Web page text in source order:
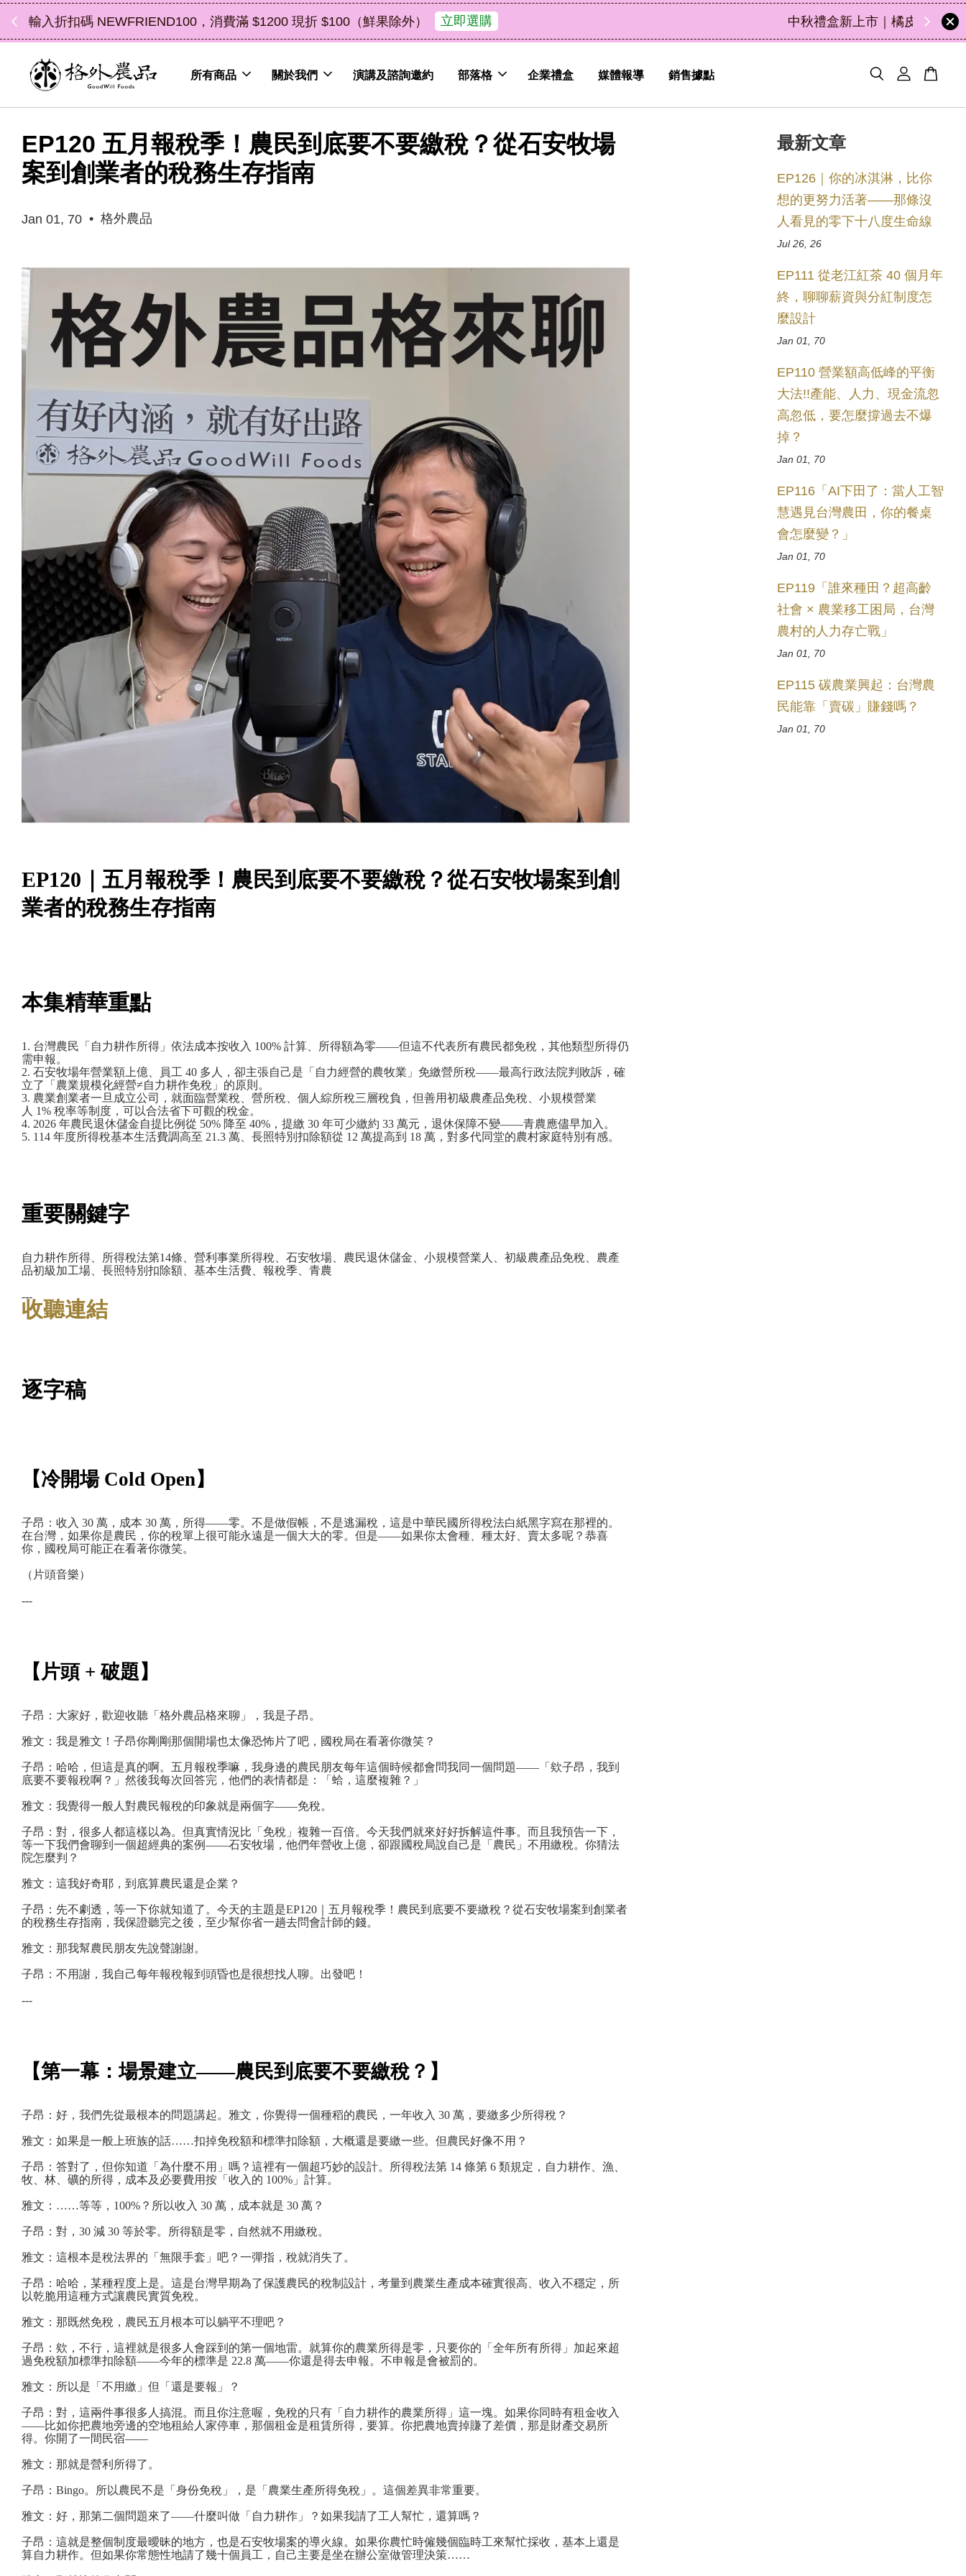
中秋禮盒新上市｜橘皮植萃永續好禮，解油去味・送禮自用兩相宜
所有商品 關於我們 演講及諮詢邀約 部落格 企業禮盒 媒體報導 銷售據點
EP120 五月報稅季！農民到底要不要繳稅？從石安牧場
案到創業者的稅務生存指南
Jan 01, 70 • 格外農品
EP120｜五月報稅季！農民到底要不要繳稅？從石安牧場案到創
業者的稅務生存指南
本集精華重點
1. 台灣農民「自力耕作所得」依法成本按收入 100% 計算、所得額為零——但這不代表所有農民都免稅，其他類型所得仍
需申報。
2. 石安牧場年營業額上億、員工 40 多人，卻主張自己是「自力經營的農牧業」免繳營所稅——最高行政法院判敗訴，確
立了「農業規模化經營≠自力耕作免稅」的原則。
3. 農業創業者一旦成立公司，就面臨營業稅、營所稅、個人綜所稅三層稅負，但善用初級農產品免稅、小規模營業
人 1% 稅率等制度，可以合法省下可觀的稅金。
4. 2026 年農民退休儲金自提比例從 50% 降至 40%，提繳 30 年可少繳約 33 萬元，退休保障不變——青農應儘早加入。
5. 114 年度所得稅基本生活費調高至 21.3 萬、長照特別扣除額從 12 萬提高到 18 萬，對多代同堂的農村家庭特別有感。
重要關鍵字
自力耕作所得、所得稅法第14條、營利事業所得稅、石安牧場、農民退休儲金、小規模營業人、初級農產品免稅、農產
品初級加工場、長照特別扣除額、基本生活費、報稅季、青農
---
收聽連結
逐字稿
【冷開場 Cold Open】
子昂：收入 30 萬，成本 30 萬，所得——零。不是做假帳，不是逃漏稅，這是中華民國所得稅法白紙黑字寫在那裡的。
在台灣，如果你是農民，你的稅單上很可能永遠是一個大大的零。但是——如果你太會種、種太好、賣太多呢？恭喜
你，國稅局可能正在看著你微笑。
（片頭音樂）
---
【片頭 + 破題】
子昂：大家好，歡迎收聽「格外農品格來聊」，我是子昂。
雅文：我是雅文！子昂你剛剛那個開場也太像恐怖片了吧，國稅局在看著你微笑？
子昂：哈哈，但這是真的啊。五月報稅季嘛，我身邊的農民朋友每年這個時候都會問我同一個問題——「欸子昂，我到
底要不要報稅啊？」然後我每次回答完，他們的表情都是：「蛤，這麼複雜？」
雅文：我覺得一般人對農民報稅的印象就是兩個字——免稅。
子昂：對，很多人都這樣以為。但真實情況比「免稅」複雜一百倍。今天我們就來好好拆解這件事。而且我預告一下，
等一下我們會聊到一個超經典的案例——石安牧場，他們年營收上億，卻跟國稅局說自己是「農民」不用繳稅。你猜法
院怎麼判？
雅文：這我好奇耶，到底算農民還是企業？
子昂：先不劇透，等一下你就知道了。今天的主題是EP120｜五月報稅季！農民到底要不要繳稅？從石安牧場案到創業者
的稅務生存指南，我保證聽完之後，至少幫你省一趟去問會計師的錢。
雅文：那我幫農民朋友先說聲謝謝。
子昂：不用謝，我自己每年報稅報到頭昏也是很想找人聊。出發吧！
---
【第一幕：場景建立——農民到底要不要繳稅？】
子昂：好，我們先從最根本的問題講起。雅文，你覺得一個種稻的農民，一年收入 30 萬，要繳多少所得稅？
雅文：如果是一般上班族的話……扣掉免稅額和標準扣除額，大概還是要繳一些。但農民好像不用？
子昂：答對了，但你知道「為什麼不用」嗎？這裡有一個超巧妙的設計。所得稅法第 14 條第 6 類規定，自力耕作、漁、
牧、林、礦的所得，成本及必要費用按「收入的 100%」計算。
雅文：……等等，100%？所以收入 30 萬，成本就是 30 萬？
子昂：對，30 減 30 等於零。所得額是零，自然就不用繳稅。
雅文：這根本是稅法界的「無限手套」吧？一彈指，稅就消失了。
子昂：哈哈，某種程度上是。這是台灣早期為了保護農民的稅制設計，考量到農業生產成本確實很高、收入不穩定，所
以乾脆用這種方式讓農民實質免稅。
雅文：那既然免稅，農民五月根本可以躺平不理吧？
子昂：欸，不行，這裡就是很多人會踩到的第一個地雷。就算你的農業所得是零，只要你的「全年所有所得」加起來超
過免稅額加標準扣除額——今年的標準是 22.8 萬——你還是得去申報。不申報是會被罰的。
雅文：所以是「不用繳」但「還是要報」？
子昂：對，這兩件事很多人搞混。而且你注意喔，免稅的只有「自力耕作的農業所得」這一塊。如果你同時有租金收入
——比如你把農地旁邊的空地租給人家停車，那個租金是租賃所得，要算。你把農地賣掉賺了差價，那是財產交易所
得。你開了一間民宿——
雅文：那就是營利所得了。
子昂：Bingo。所以農民不是「身份免稅」，是「農業生產所得免稅」。這個差異非常重要。
雅文：好，那第二個問題來了——什麼叫做「自力耕作」？如果我請了工人幫忙，還算嗎？
子昂：這就是整個制度最曖昧的地方，也是石安牧場案的導火線。如果你農忙時僱幾個臨時工來幫忙採收，基本上還是
算自力耕作。但如果你常態性地請了幾十個員工，自己主要是坐在辦公室做管理決策……
最新文章
EP126｜你的冰淇淋，比你
想的更努力活著——那條沒
人看見的零下十八度生命線
Jul 26, 26
EP111 從老江紅茶 40 個月年
終，聊聊薪資與分紅制度怎
麼設計
Jan 01, 70
EP110 營業額高低峰的平衡
大法!!產能、人力、現金流忽
高忽低，要怎麼撐過去不爆
掉？
Jan 01, 70
EP116「AI下田了：當人工智
慧遇見台灣農田，你的餐桌
會怎麼變？」
Jan 01, 70
EP119「誰來種田？超高齡
社會 × 農業移工困局，台灣
農村的人力存亡戰」
Jan 01, 70
EP115 碳農業興起：台灣農
民能靠「賣碳」賺錢嗎？
Jan 01, 70